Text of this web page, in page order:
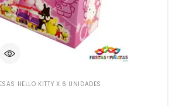
HELLO KITTY X 6 UNIDADES